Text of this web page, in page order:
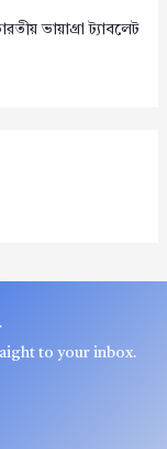
ভায়াগ্রা ট্যাবলেট
to your inbox.